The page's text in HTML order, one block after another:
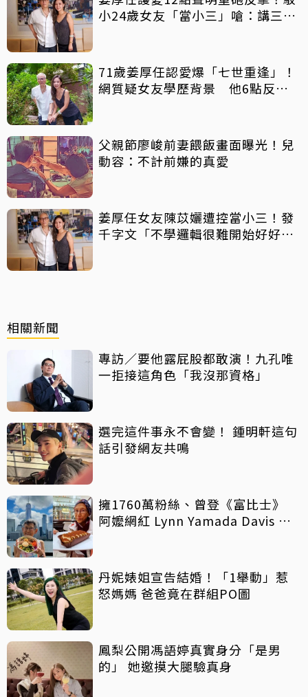
小24歲女友「當小三」嗆：講三
71歲姜厚任認愛爆「七世重逢」！
網質疑女友學歷背景 他6點反
父親節廖峻前妻餵飯畫面曝光！兒
動容：不計前嫌的真愛
姜厚任女友陳苡孋遭控當小三！發
千字文「不學邏輯很難開始好好
相關新聞
專訪／要他露屁股都敢演！九孔唯
一拒接這角色「我沒那資格」
選完這件事永不會變！ 鍾明軒這句
話引發網友共鳴
擁1760萬粉絲、曾登《富比士》
阿嬤網紅 Lynn Yamada Davis 驚
丹妮婊姐宣告結婚！「1舉動」惹
怒媽媽 爸爸竟在群組PO圖
鳳梨公開馮語婷真實身分「是男
的」 她邀摸大腿驗真身